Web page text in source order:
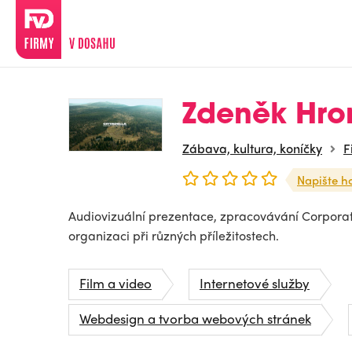
Zdeněk
Zábava, kultura, koníčky
Napište
Audiovizuální prezentace, zpracovávání
organizaci při různých příležitostech.
Film a video
Internetové služby
Webdesign a tvorba webových stránek